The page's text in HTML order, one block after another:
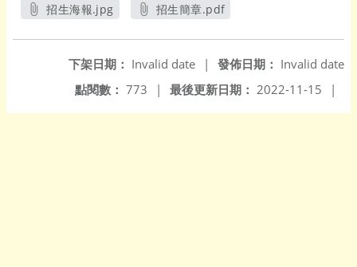
招生海報.jpg
招生簡章.pdf
發佈日期： Invalid date
下架日期： Invalid date
|
最後更新日期： 2022-11-15 |
點閱數： 773 |